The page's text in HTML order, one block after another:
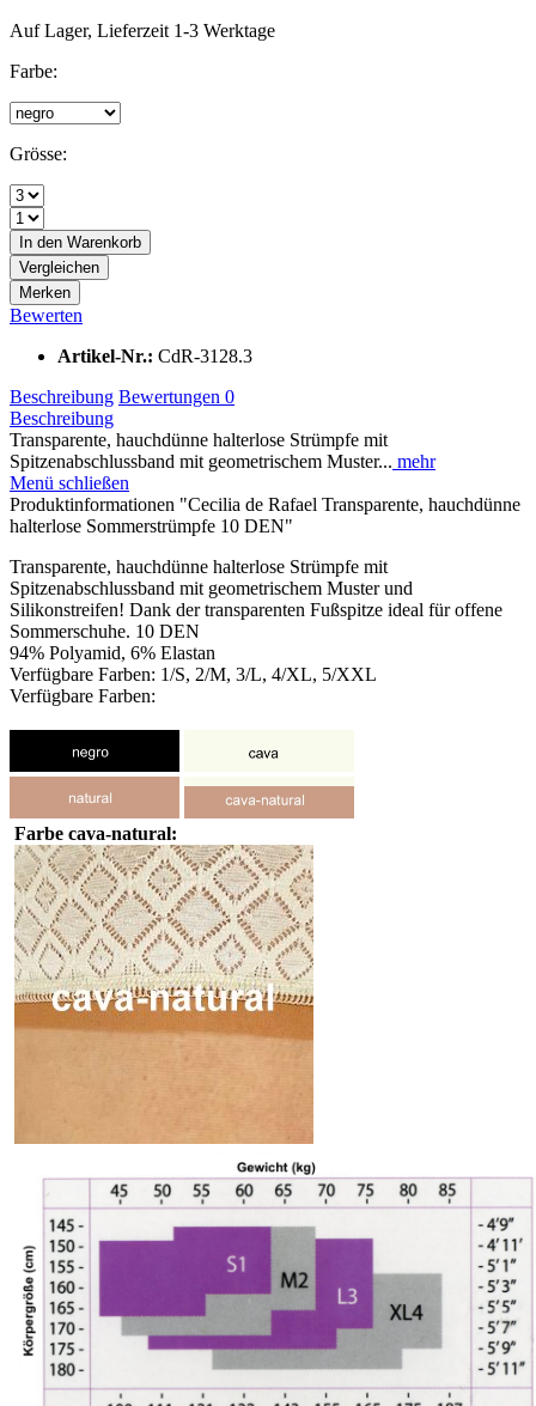
Auf Lager, Lieferzeit 1-3 Werktage
Farbe:
Grösse:
In den Warenkorb
Vergleichen
Merken
Bewerten
Artikel-Nr.: CdR-3128.3
Beschreibung Bewertungen 0
Beschreibung
Transparente, hauchdünne halterlose Strümpfe mit
Spitzenabschlussband mit geometrischem Muster... mehr
Menü schließen
Produktinformationen "Cecilia de Rafael Transparente, hauchdünne
halterlose Sommerstrümpfe 10 DEN"
Transparente, hauchdünne halterlose Strümpfe mit
Spitzenabschlussband mit geometrischem Muster und
Silikonstreifen! Dank der transparenten Fußspitze ideal für offene
Sommerschuhe. 10 DEN
94% Polyamid, 6% Elastan
Verfügbare Farben: 1/S, 2/M, 3/L, 4/XL, 5/XXL
Verfügbare Farben:
Farbe cava-natural: